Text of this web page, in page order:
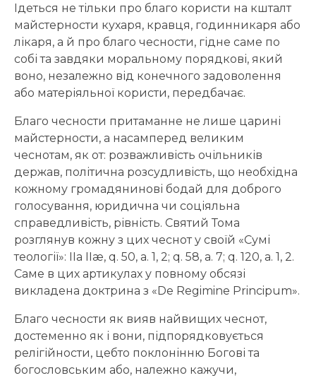
Ідеться не тільки про благо користи на кшталт
майстерности кухаря, кравця, годинникаря або
лікаря, а й про благо чесности, гідне саме по
собі та завдяки моральному порядкові, який
воно, незалежно від конечного задоволення
або матеріяльної користи, передбачає.
Благо чесности притаманне не лише царині
майстерности, а насамперед великим
чеснотам, як от: розважливість очільників
держав, політична розсудливість, що необхідна
кожному громадянинові бодай для доброго
голосування, юридична чи соціяльна
справедливість, рівність. Святий Тома
розглянув кожну з цих чеснот у своїй «Сумі
теології»: IIa IIæ, q. 50, а. 1, 2; q. 58, а. 7; q. 120, а. 1, 2.
Саме в цих артикулах у повному обсязі
викладена доктрина з «De Regimine Principum».
Благо чесности як вияв найвищих чеснот,
достеменно як і вони, підпорядковується
релігійности, цебто поклонінню Богові та
богословським або, належно кажучи,